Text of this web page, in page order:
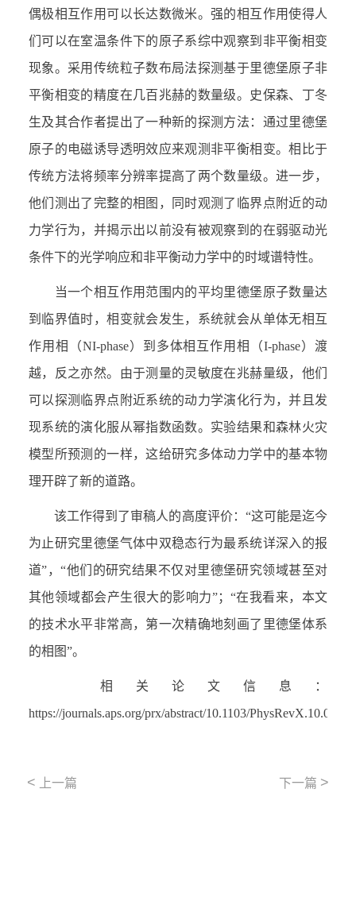
偶极相互作用可以长达数微米。强的相互作用使得人
们可以在室温条件下的原子系综中观察到非平衡相变
现象。采用传统粒子数布局法探测基于里德堡原子非
平衡相变的精度在几百兆赫的数量级。史保森、丁冬
生及其合作者提出了一种新的探测方法：通过里德堡
原子的电磁诱导透明效应来观测非平衡相变。相比于
传统方法将频率分辨率提高了两个数量级。进一步，
他们测出了完整的相图，同时观测了临界点附近的动
力学行为，并揭示出以前没有被观察到的在弱驱动光
条件下的光学响应和非平衡动力学中的时域谱特性。
当一个相互作用范围内的平均里德堡原子数量达
到临界值时，相变就会发生，系统就会从单体无相互
作用相（NI-phase）到多体相互作用相（I-phase）渡
越，反之亦然。由于测量的灵敏度在兆赫量级，他们
可以探测临界点附近系统的动力学演化行为，并且发
现系统的演化服从幂指数函数。实验结果和森林火灾
模型所预测的一样，这给研究多体动力学中的基本物
理开辟了新的道路。
该工作得到了审稿人的高度评价：“这可能是迄今
为止研究里德堡气体中双稳态行为最系统详深入的报
道”，“他们的研究结果不仅对里德堡研究领域甚至对
其他领域都会产生很大的影响力”；“在我看来，本文
的技术水平非常高，第一次精确地刻画了里德堡体系
的相图”。
相关论文信息：
https://journals.aps.org/prx/abstract/10.1103/
< 上一篇 下一篇 >